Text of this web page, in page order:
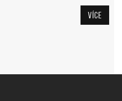
Více